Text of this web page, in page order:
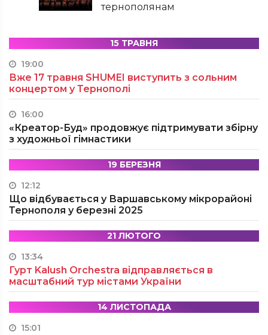
тернополянам
15 ТРАВНЯ
19:00
Вже 17 травня SHUMEI виступить з сольним
концертом у Тернополі
16:00
«Креатор-Буд» продовжує підтримувати збірну
з художньої гімнастики
19 БЕРЕЗНЯ
12:12
Що відбувається у Варшавському мікрорайоні
Тернополя у березні 2025
21 ЛЮТОГО
13:34
Гурт Kalush Orchestra відправляється в
масштабний тур містами України
14 ЛИСТОПАДА
15:01